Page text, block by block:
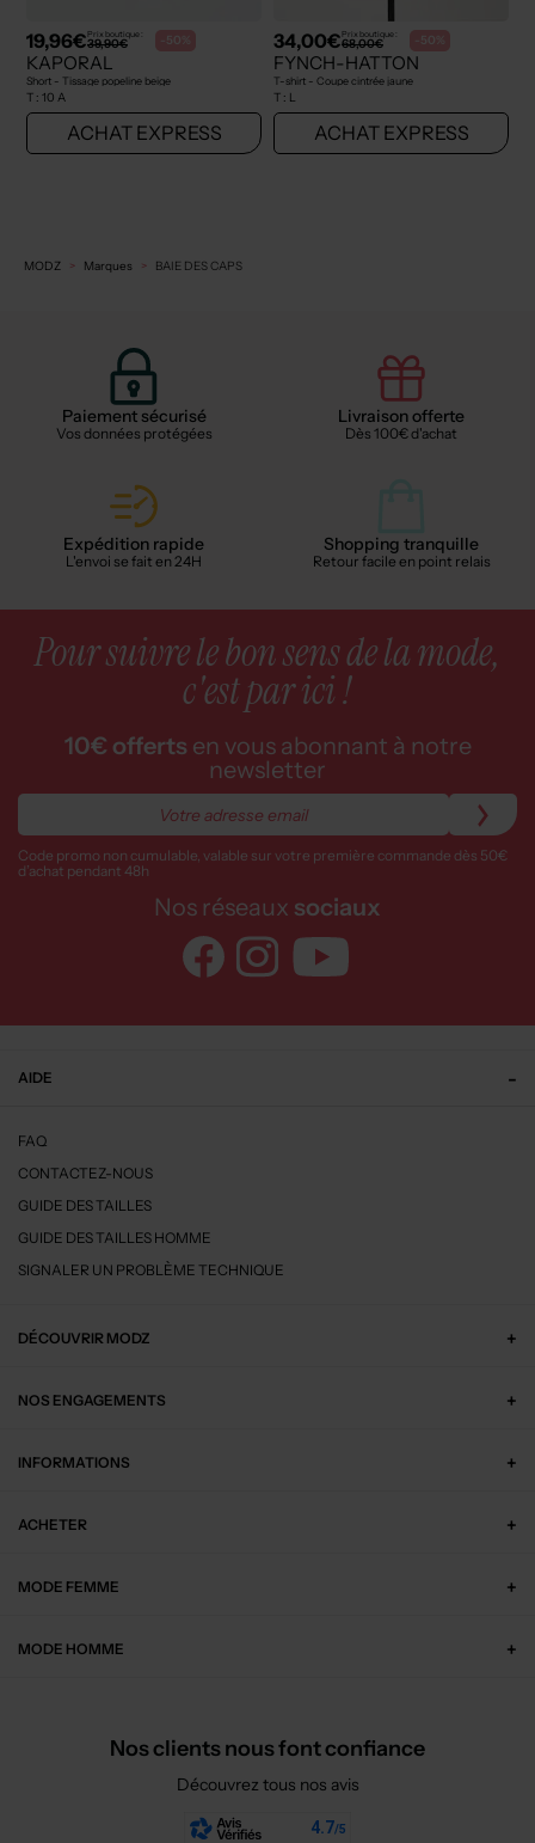
19,96€Prix boutique :
39,90€ -50%
KAPORAL
Short - Tissage popeline beige
T : 10 A
ACHAT EXPRESS
34,00€Prix boutique :
68,00€ -50%
FYNCH-HATTON
T-shirt - Coupe cintrée jaune
T : L
ACHAT EXPRESS
MODZ Marques BAIE DES CAPS
Paiement sécurisé
Vos données protégées
Livraison offerte
Dès 100€ d'achat
Expédition rapide
L'envoi se fait en 24H
Shopping tranquille
Retour facile en point relais
Pour suivre le bon sens de la mode,
c'est par ici !
10€ offerts en vous abonnant à notre
newsletter
Code promo non cumulable, valable sur votre première commande dès 50€
d’achat pendant 48h
Nos réseaux sociaux
AIDE
FAQ
CONTACTEZ-NOUS
GUIDE DES TAILLES
GUIDE DES TAILLES HOMME
SIGNALER UN PROBLÈME TECHNIQUE
DÉCOUVRIR MODZ
NOS ENGAGEMENTS
INFORMATIONS
ACHETER
MODE FEMME
MODE HOMME
Nos clients nous font confiance
Découvrez tous nos avis